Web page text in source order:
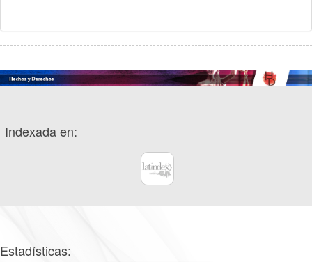
Indexada en:
Estadísticas: